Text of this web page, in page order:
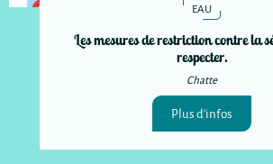
EAU
Les mesures de restriction contre la
respecter.
Chatte
Plus d'infos